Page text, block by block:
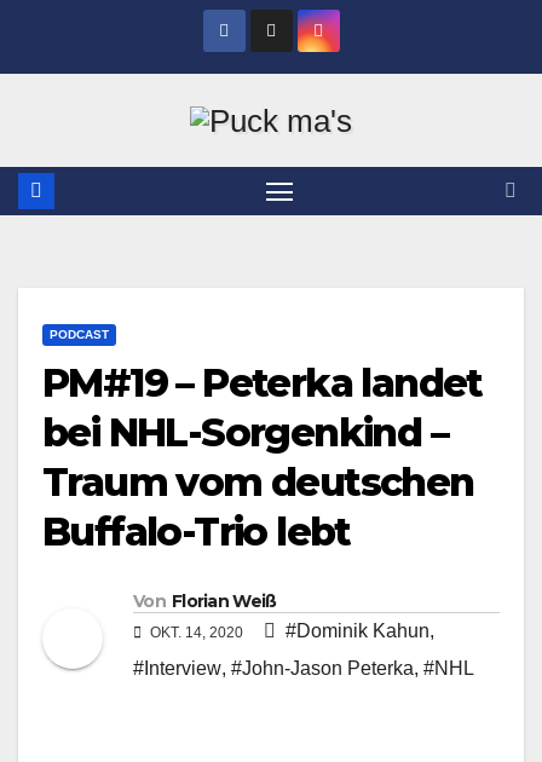
PODCAST
PM#19 – Peterka landet
bei NHL-Sorgenkind –
Traum vom deutschen
Buffalo-Trio lebt
Von Florian Weiß
OKT. 14, 2020 #Dominik Kahun,
#Interview, #John-Jason Peterka, #NHL